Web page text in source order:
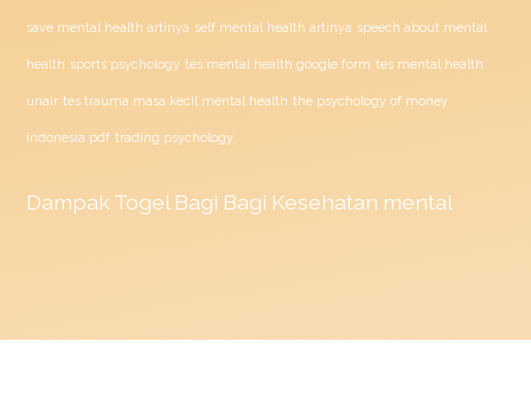
save mental health artinya self mental health artinya speech about mental
health sports psychology tes mental health google form tes mental health
unair tes trauma masa kecil mental health the psychology of money
indonesia pdf trading psychology
Dampak Togel Bagi Bagi Kesehatan mental